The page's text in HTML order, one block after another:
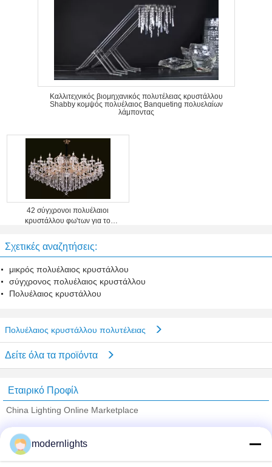
Καλλιτεχνικός βιομηχανικός πολυτέλειας κρυστάλλου
Shabby κομψός πολυέλαιος Banqueting πολυελαίων
λάμποντας
42 σύγχρονοι πολυέλαιοι
κρυστάλλου φω'των για το
800mm
Σχετικές αναζητήσεις:
μικρός πολυέλαιος κρυστάλλου
σύγχρονος πολυέλαιος κρυστάλλου
Πολυέλαιος κρυστάλλου
Πολυέλαιος κρυστάλλου πολυτέλειας
Δείτε όλα τα προϊόντα
Εταιρικό Προφίλ
China Lighting Online Marketplace
Trust Seal
Verified Suplier
modernlights